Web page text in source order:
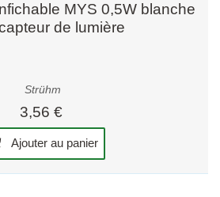
MYS 0,5W blanche
de lumière
Strühm
3,56 €
Ajouter au panier